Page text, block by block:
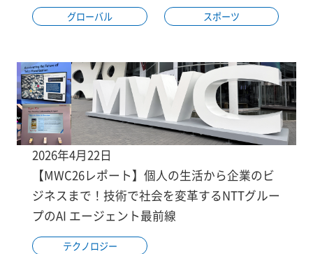
グローバル スポーツ
2026年4月22日
【MWC26レポート】個人の生活から企業のビ
ジネスまで！技術で社会を変革するNTTグルー
プのAI エージェント最前線
テクノロジー